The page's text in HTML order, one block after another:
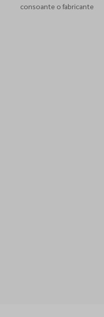
consoante o fabricante